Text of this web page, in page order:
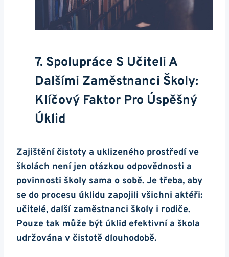
7. Spolupráce S Učiteli A
Dalšími Zaměstnanci Školy:
Klíčový Faktor Pro Úspěšný
Úklid
Zajištění čistoty a uklizeného prostředí ve
školách není jen otázkou odpovědnosti a
povinnosti školy sama o sobě. Je třeba, aby
se do procesu úklidu zapojili všichni aktéři:
učitelé, další zaměstnanci školy i rodiče.
Pouze tak může být úklid efektivní a škola
udržována v čistotě dlouhodobě.